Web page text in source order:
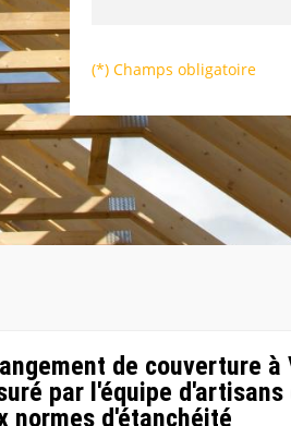
(*) Champs obligatoire
de couverture à
par l'équipe d'artisans
normes d'étanchéité